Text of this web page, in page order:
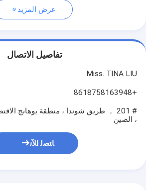
عرض المزيد
تفاصيل الاتصال
Miss. TINA LIU
+8618758163948
# 201 ， طريق شوندا ، منطقة يوهانج
، الصين
ﺎﺘﺼﻟ ﺍﻶﻧ